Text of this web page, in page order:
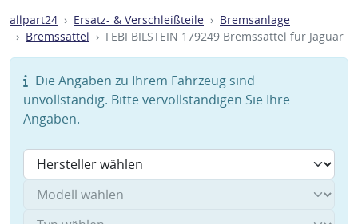
allpart24 Ersatz- & Verschleißteile
Bremsanlage
Bremssattel
FEBI BILSTEIN 179249 Bremssattel für Jaguar
Die Angaben zu Ihrem Fahrzeug sind
unvollständig. Bitte vervollständigen Sie Ihre
Angaben.